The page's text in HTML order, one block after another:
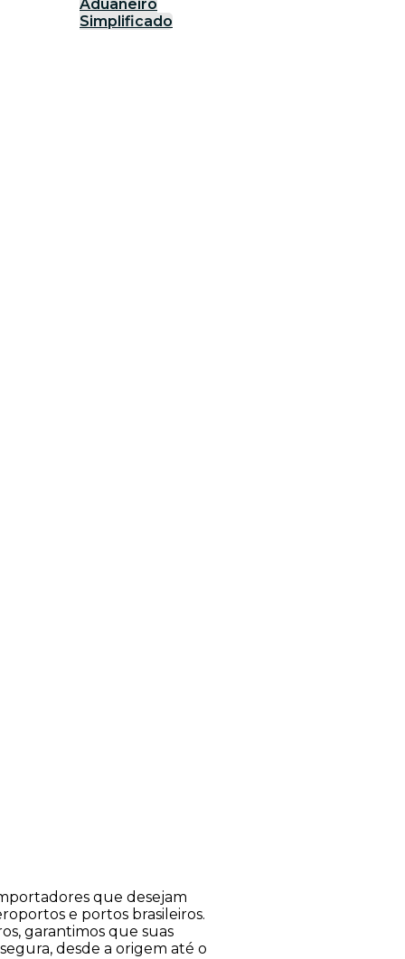
Aduaneiro
Simplificado
que desejam
e portos brasileiros.
garantimos que suas
desde a origem até o